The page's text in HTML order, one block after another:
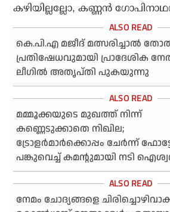
കഴിയില്ലല്ലോ, കണ്ണന്‍
കെ.പി.എ മജീദ് മത്സരിച്ചാല്‍
പ്രതിഷേധവുമായി പ്രാദേശിക
ലീഗില്‍ അതൃപ്തി പുകയുന്നു
മമ്മൂക്കയുടെ മുഖത്ത് നിന്ന്
കണ്ണെടുക്കാതെ നിഖില;
ട്രോളര്‍മാര്‍ക്കൊപ്പം ചേര്‍ന്ന്
പങ്കുവെച്ച് കമന്റുമായി നടി
നേമം ചോദ്യങ്ങളെ